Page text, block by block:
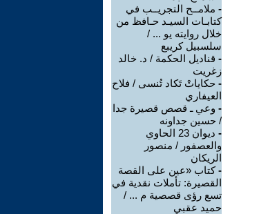
- ملامــح التجريــب في
كتابـات السيـد حـافظ من
خلال روايته يو ... /
سلسبيل كريبع
- قناديل الحكمة / د. خالد
زغريت
- حكاياتْ تَكاد تُنسى / فلاح
العيفاري
- وعي ـ قصص قصيرة جدا
/ حسين جداونه
-
ديوان 23 الحاوي
والعصفور / منصور
الريكان
-كتاب «عين على القصة
القصيرة: تأملات نقدية في
تسع رؤى قصصية م ... /
حميد عقبي